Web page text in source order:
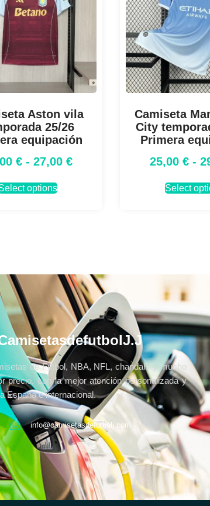
Aston vila
25/26
equipación
€ - 27,00 €
options
Camiseta
City
Primera
25,00 € -
Select
de Fútbol, NBA, NFL, chandals y mucho
precio, con la mejor atención personalizada y
España e internacional.
info@camisetasdefutbolj.com